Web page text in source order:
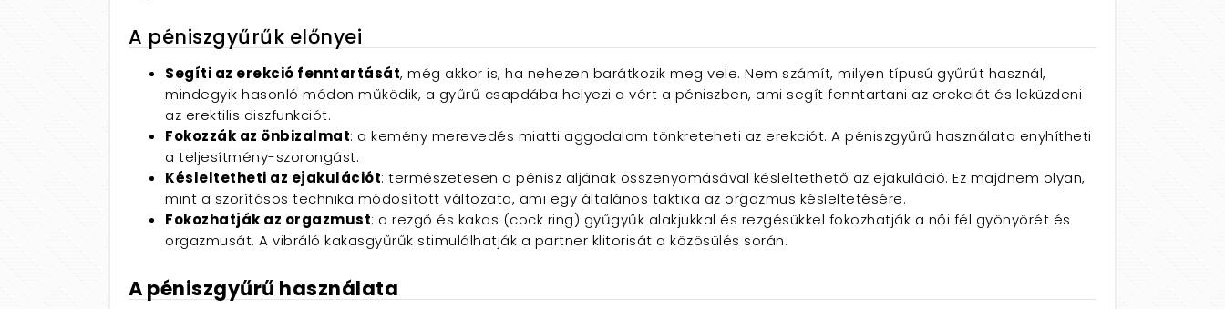
A péniszgyűrűk előnyei
Segíti az erekció fenntartását, még akkor is, ha nehezen barátkozik meg vele. Nem számít, milyen típusú gyűrűt használ,
mindegyik hasonló módon működik, a gyűrű csapdába helyezi a vért a péniszben, ami segít fenntartani az erekciót és leküzdeni
az erektilis diszfunkciót.
Fokozzák az önbizalmat: a kemény merevedés miatti aggodalom tönkreteheti az erekciót. A péniszgyűrű használata enyhítheti
a teljesítmény-szorongást.
Késleltetheti az ejakulációt: természetesen a pénisz aljának összenyomásával késleltethető az ejakuláció. Ez majdnem olyan,
mint a szorításos technika módosított változata, ami egy általános taktika az orgazmus késleltetésére.
Fokozhatják az orgazmust: a rezgő és kakas (cock ring) gyűgyűk alakjukkal és rezgésükkel fokozhatják a női fél gyönyörét és
orgazmusát. A vibráló kakasgyűrűk stimulálhatják a partner klitorisát a közösülés során.
A péniszgyűrű használata